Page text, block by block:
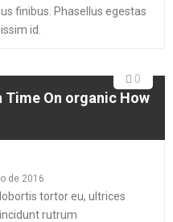
finibus. Phasellus egestas
id.
0
Time On organic How
de 2016
tortor eu, ultrices
rutrum